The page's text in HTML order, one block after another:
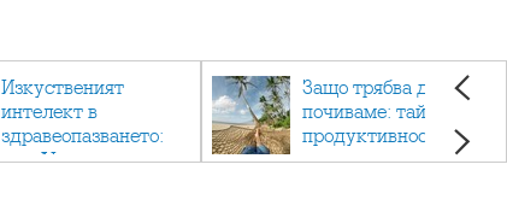
Изкуственият
интелект в
здравеопазването:
как AI променя
Защо трябва да си
почиваме: тайната на
продуктивността,
здравето и добрия